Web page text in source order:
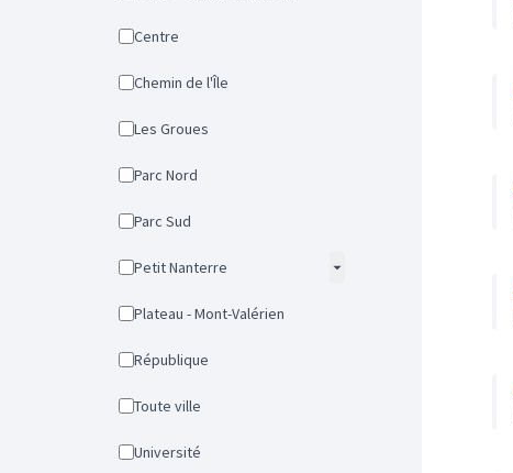
Centre
Chemin de l'Île
Les Groues
Parc Nord
Parc Sud
Petit Nanterre
Plateau - Mont-Valérien
République
Toute ville
Université